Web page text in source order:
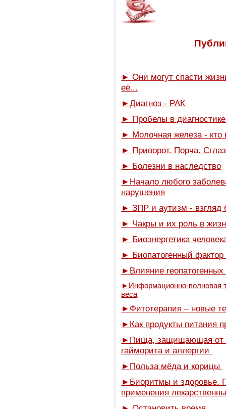
► Они могут спасти
её...
►Диагноз - РАК
► Пробелы в
► Молочная железа - кто
► Приворот. Порча.
► Болезни в наследство
►Начало любого
нарушения
► ЗПР и аутизм - взгляд
► Чакры и их роль в
► Биоэнергетика
► Биопатогенный фактор
►Влияние
►Информационно-волновая
веса
►Фитотерапия – новые
►Как продукты питания
►Пища, защищающая от
гайморита и аллергии
►Польза мёда и корицы
►Биоритмы и здоровье.
применения